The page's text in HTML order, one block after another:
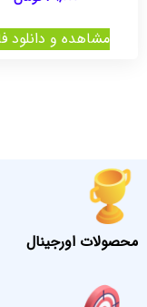
مشاهده و دانلود
محصولات اورجینال